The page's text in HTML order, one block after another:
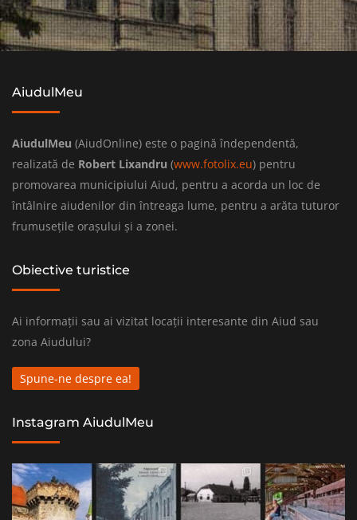
AiudulMeu
AiudulMeu (AiudOnline) este o pagină îndependentă,
realizată de Robert Lixandru (www.fotolix.eu) pentru
promovarea municipiului Aiud, pentru a acorda un loc de
întâlnire aiudenilor din întreaga lume, pentru a arăta tuturor
frumusețile orașului și a zonei.
Obiective turistice
Ai informații sau ai vizitat locații interesante din Aiud sau
zona Aiudului?
Spune-ne despre ea!
Instagram AiudulMeu